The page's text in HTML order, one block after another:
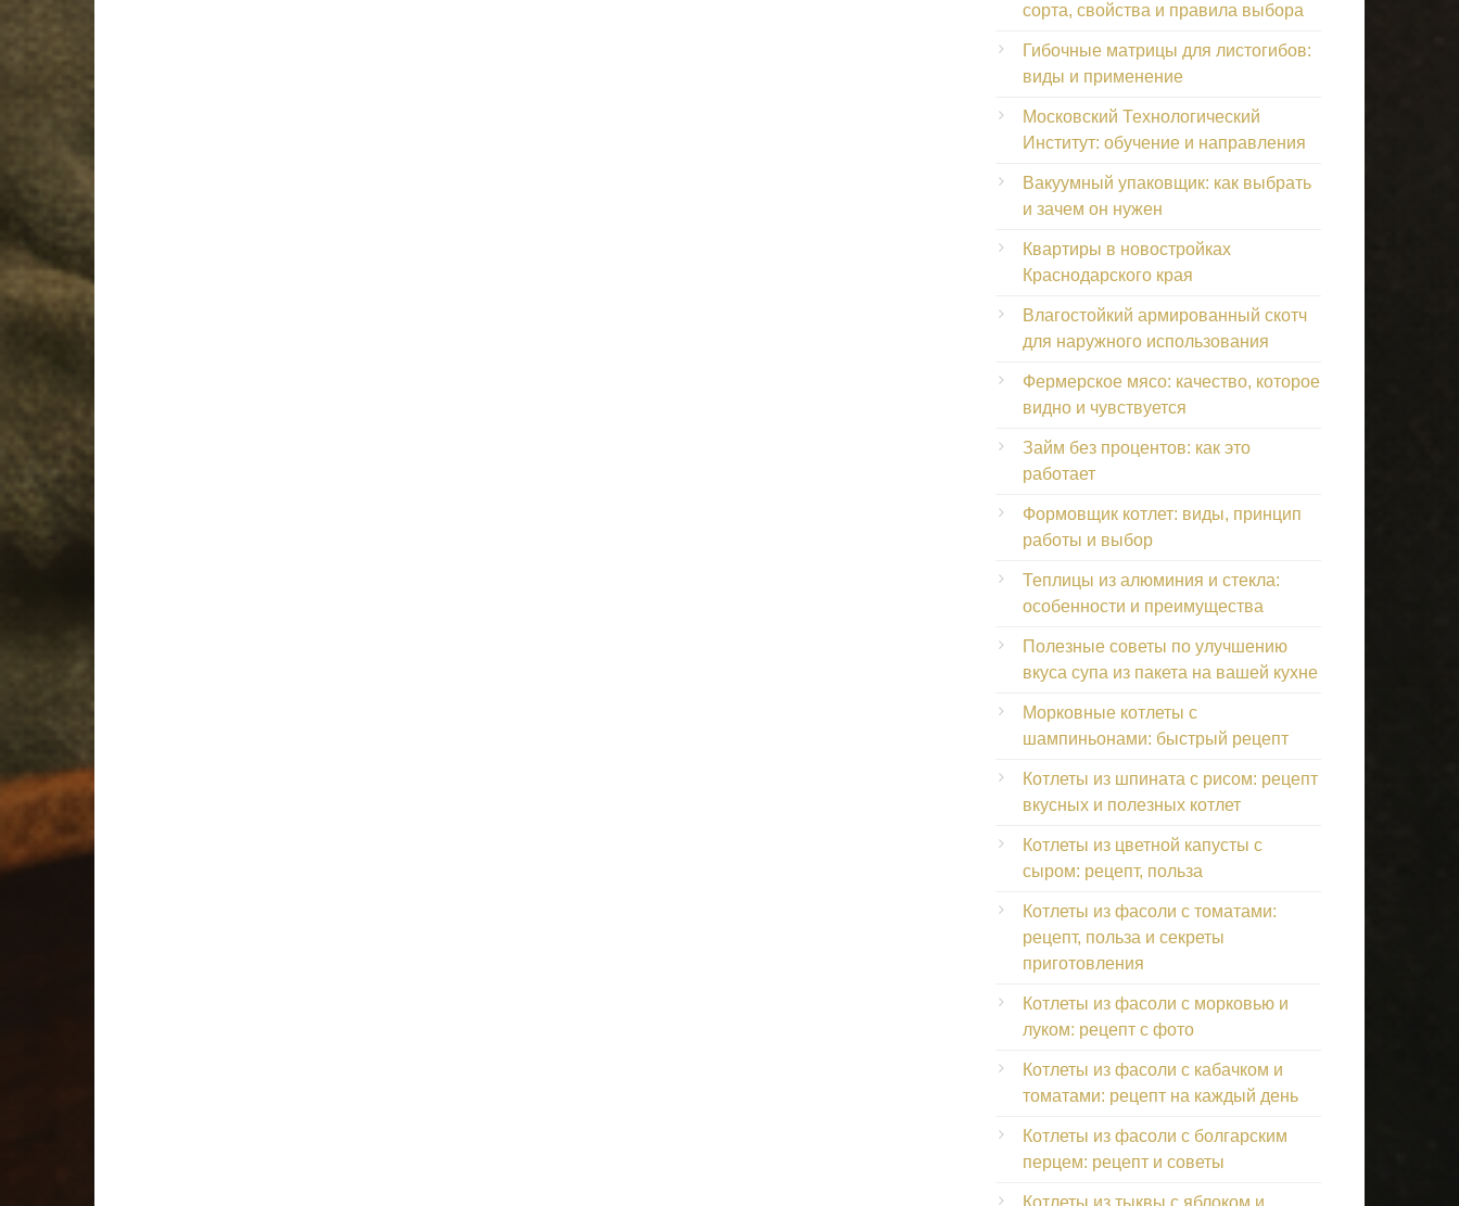
сорта, свойства и правила выбора
Гибочные матрицы для листогибов:
виды и применение
Московский Технологический
Институт: обучение и направления
Вакуумный упаковщик: как выбрать
и зачем он нужен
Квартиры в новостройках
Краснодарского края
Влагостойкий армированный скотч
для наружного использования
Фермерское мясо: качество, которое
видно и чувствуется
Займ без процентов: как это
работает
Формовщик котлет: виды, принцип
работы и выбор
Теплицы из алюминия и стекла:
особенности и преимущества
Полезные советы по улучшению
вкуса супа из пакета на вашей кухне
Морковные котлеты с
шампиньонами: быстрый рецепт
Котлеты из шпината с рисом: рецепт
вкусных и полезных котлет
Котлеты из цветной капусты с
сыром: рецепт, польза
Котлеты из фасоли с томатами:
рецепт, польза и секреты
приготовления
Котлеты из фасоли с морковью и
луком: рецепт с фото
Котлеты из фасоли с кабачком и
томатами: рецепт на каждый день
Котлеты из фасоли с болгарским
перцем: рецепт и советы
Котлеты из тыквы с яблоком и